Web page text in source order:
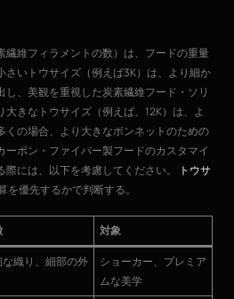
繊維フィラメントの数）は、フードの重量
さいトウサイズ（例えば3K）は、より細か
し、美観を重視した炭素繊維フード・ソリ
きなトウサイズ（例えば、12K）は、よ
くの場合、より大きなボンネットのための
ーボン・ファイバー製フードのカスタマイ
には、以下を考慮してください。
トウサ
を優先するかで判断する。
対象
織り、細部の外
ショーカー、プレミア
ムな美学